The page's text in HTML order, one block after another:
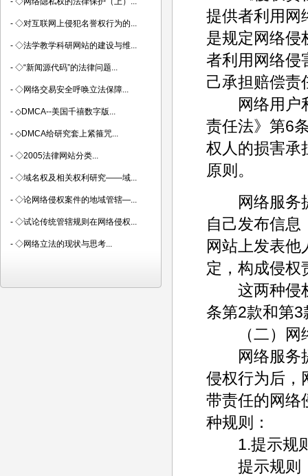
提供者利用网
是规定网络侵
者利用网络侵
己承担赔偿责
网络用户利
责任法》第6
权人的损害承
原则。
网络服务提
自己发布信息
网站上发表他
定，构成侵权
这两种侵权
条第2款和第
（二）网络
网络服务提
侵权行为后，
带责任的网络
种规则：
1.提示规
提示规则，
- ◇对互联网上侵犯名誉权行为的...
- ◇法学教学科研网站的建设与维...
- ◇“新闻源代码”的法律问题...
- ◇网络交易安全呼唤立法保障...
- ◇DMCA--美国千禧数字版...
- ◇DMCA给研究套上紧箍咒...
- ◇2005法律网站分类...
- ◇域名权及相关权利研究——域...
- ◇论网络侵权案件的地域管辖—...
- ◇试论传统管辖规则在网络侵权...
- ◇网络立法的现状与思考...